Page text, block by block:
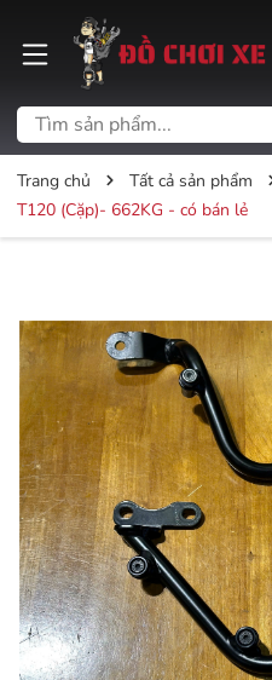
Trang chủ Tất cả sản phẩm
T120 (Cặp)- 662KG - có bán lẻ